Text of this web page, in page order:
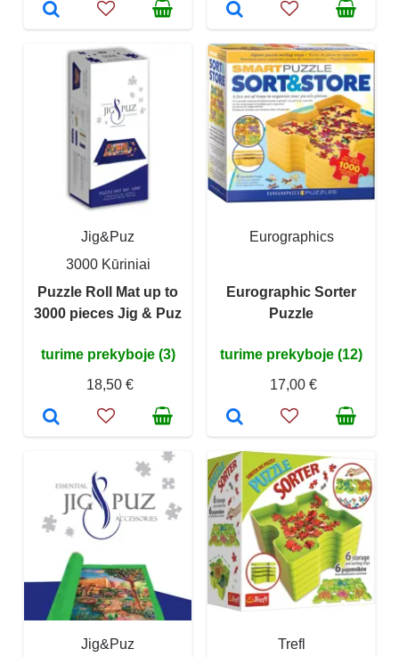
Jig&Puz
3000 Kūriniai
Puzzle Roll Mat up to
3000 pieces Jig & Puz
turime prekyboje (3)
18,50 €
Eurographics
Eurographic Sorter
Puzzle
turime prekyboje (12)
17,00 €
Jig&Puz
Trefl